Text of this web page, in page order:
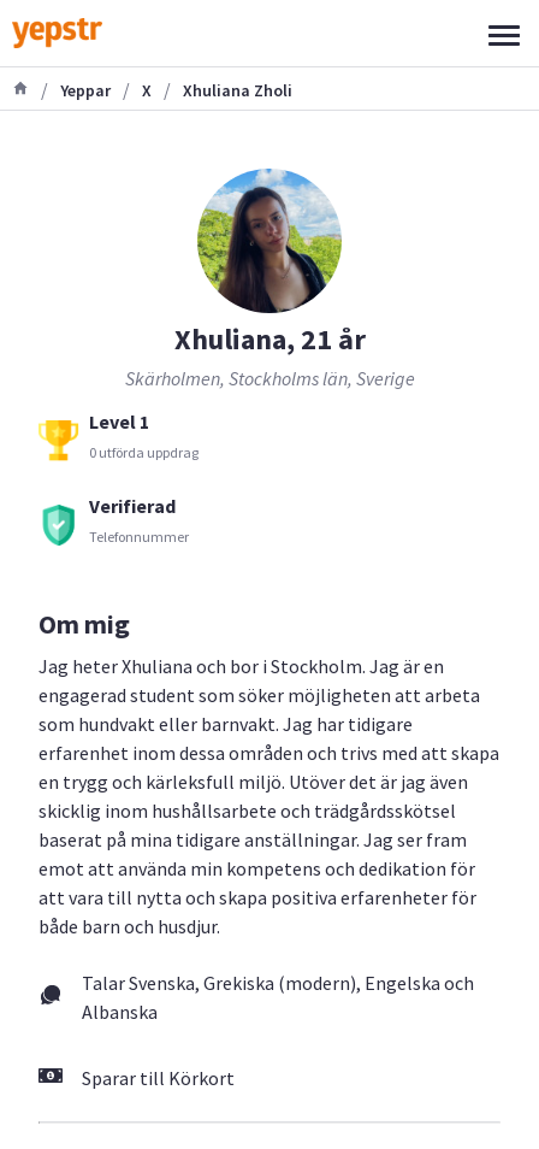
/ Yeppar / X / Xhuliana Zholi
Xhuliana, 21 år
Skärholmen, Stockholms län, Sverige
Level 1
0 utförda uppdrag
Verifierad
Telefonnummer
Om mig
Jag heter Xhuliana och bor i Stockholm. Jag är en
engagerad student som söker möjligheten att arbeta
som hundvakt eller barnvakt. Jag har tidigare
erfarenhet inom dessa områden och trivs med att skapa
en trygg och kärleksfull miljö. Utöver det är jag även
skicklig inom hushållsarbete och trädgårdsskötsel
baserat på mina tidigare anställningar. Jag ser fram
emot att använda min kompetens och dedikation för
att vara till nytta och skapa positiva erfarenheter för
både barn och husdjur.
Talar Svenska, Grekiska (modern), Engelska och
Albanska
Sparar till Körkort